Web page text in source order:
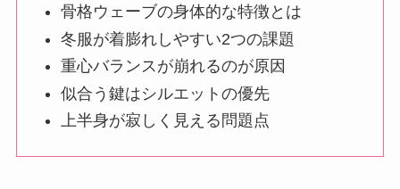
骨格ウェーブの身体的な特徴とは
冬服が着膨れしやすい2つの課題
重心バランスが崩れるのが原因
似合う鍵はシルエットの優先
上半身が寂しく見える問題点